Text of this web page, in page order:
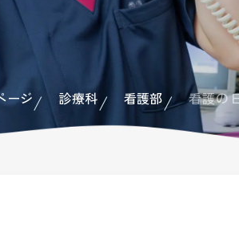
ージ 診療科 看護部 看護の